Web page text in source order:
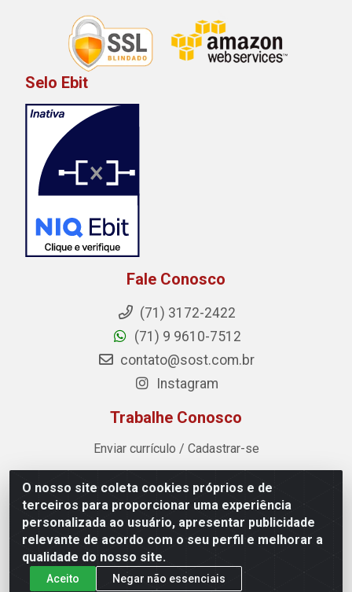
O nosso site coleta cookies próprios e de
terceiros para proporcionar uma experiência
personalizada ao usuário, apresentar publicidade
relevante de acordo com o seu perfil e melhorar a
qualidade do nosso site.
Aceito Negar não essenciais
Selo Ebit
Fale Conosco
(71) 3172-2422
(71) 9 9610-7512
contato@sost.com.br
Instagram
Trabalhe Conosco
Enviar currículo / Cadastrar-se
Sost Distribuidora - Rua Cândido Rissut, 254 - Recreio
Ipitanga, Lauro de Freitas/BA - CEP 42.700-590 - CNPJ
07.041.307/0001-80